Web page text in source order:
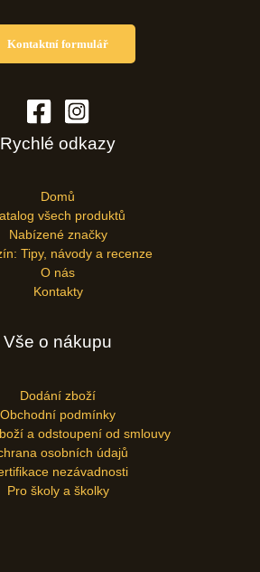
Kontaktní formulář
Rychlé odkazy
Domů
všech produktů
Nabízené značky
Tipy, návody a recenze
O nás
Kontakty
Vše o nákupu
Dodání zboží
Obchodní podmínky
a odstoupení od smlouvy
osobních údajů
nezávadnosti
Pro školy a školky